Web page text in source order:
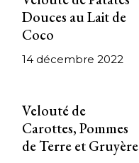
Douces au Lait de
Coco
14 décembre 2022
Velouté de
Carottes, Pommes
de Terre et Gruyère